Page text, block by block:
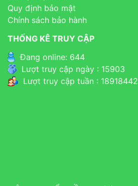
Quy định bảo mật
Chính sách bảo hành
THỐNG KÊ TRUY CẬP
Đang online: 644
Lượt truy cập ngày : 15903
Lượt truy cập tuần : 18918442